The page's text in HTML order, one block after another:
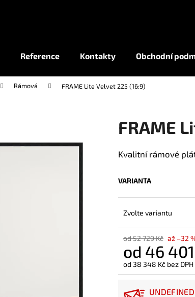
Reference Kontakty Obchodní
Rámová FRAME Lite Velvet 225 (16:9)
FRAME
Kvalitní rámové
VARIANTA
Zvolte variantu
od 52 729 Kč až –32
od 46
od 38 348 Kč bez DPH
Měrná
UNDEFINED
Co potřebujete najít?